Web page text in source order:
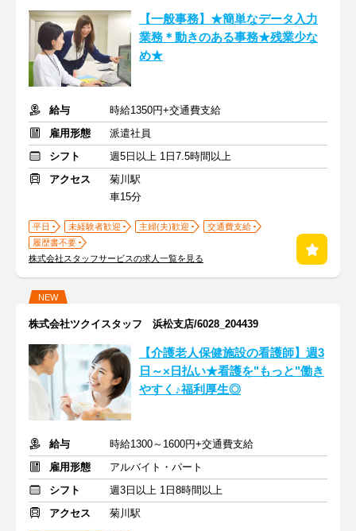
【一般事務】★簡単なデータ入力
業務＊動きのある事務★残業少な
め★
給与
時給1350円+交通費支給
雇用形態
派遣社員
シフト
週5日以上 1日7.5時間以上
アクセス
菊川駅
車15分
平日 未経験者歓迎 主婦(夫)歓迎
交通費支給
履歴書不要
株式会社スタッフサービスの求人一覧を見る
NEW
株式会社ツクイスタッフ 浜松支店/6028_204439
【介護老人保健施設の看護師】週3
日～×日払い★看護を"もっと"働き
やすく♪福利厚生◎
給与
時給1300～1600円+交通費支給
雇用形態
アルバイト・パート
シフト
週3日以上 1日8時間以上
アクセス
菊川駅